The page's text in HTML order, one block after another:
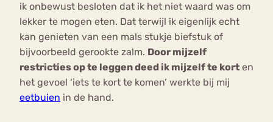
ik onbewust besloten dat ik het niet waard was om
lekker te mogen eten. Dat terwijl ik eigenlijk echt
kan genieten van een mals stukje biefstuk of
bijvoorbeeld gerookte zalm. Door mijzelf
restricties op te leggen deed ik mijzelf te kort en
het gevoel ‘iets te kort te komen’ werkte bij mij
eetbuien in de hand.